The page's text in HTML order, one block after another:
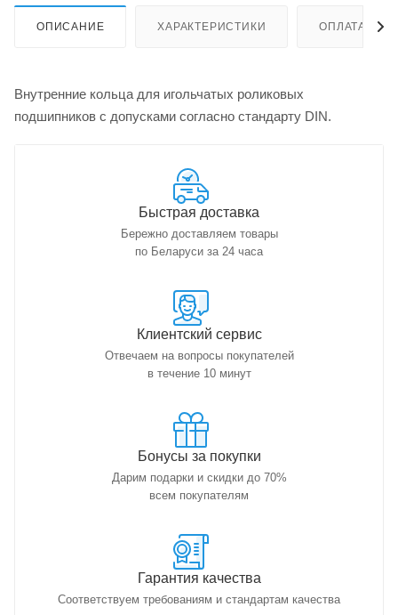
ОПИСАНИЕ ХАРАКТЕРИСТИКИ ОПЛАТА
Внутренние кольца для игольчатых роликовых
подшипников с допусками согласно стандарту DIN.
Быстрая доставка
Бережно доставляем товары
по Беларуси за 24 часа
Клиентский сервис
Отвечаем на вопросы покупателей
в течение 10 минут
Бонусы за покупки
Дарим подарки и скидки до 70%
всем покупателям
Гарантия качества
Соответствуем требованиям и стандартам качества